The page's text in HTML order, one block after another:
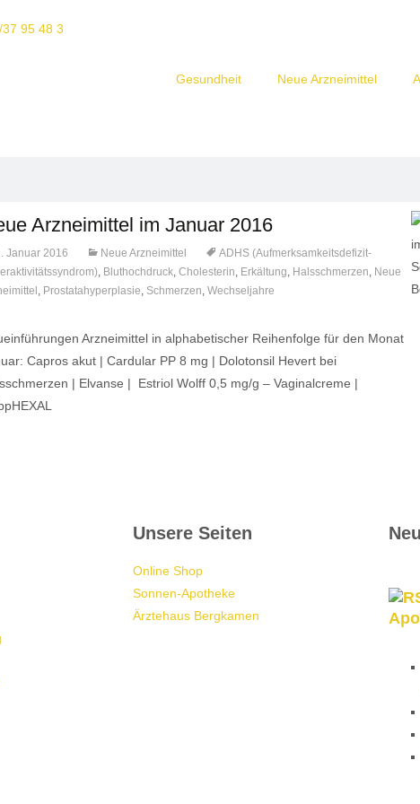
95 48 3
Gesundheit Neue Arzneimittel
Arzneimittel im Januar 2016
Januar 2016 Neue Arzneimittel
ADHS (Aufmerksamkeitsdefizit-
, Bluthochdruck, Cholesterin, Erkältung, Halsschmerzen, Neue
, Prostatahyperplasie, Schmerzen, Wechseljahre
Arzneimittel in alphabetischer Reihenfolge für den Monat
Capros akut | Cardular PP 8 mg | Dolotonsil Hevert bei
| Elvanse | Estriol Wolff 0,5 mg/g – Vaginalcreme |
Unsere Seiten
Online Shop
Sonnen-Apotheke
Ärztehaus Bergkamen